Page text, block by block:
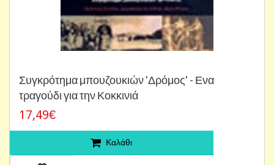
Συγκρότημα μπουζουκιών 'Δρόμος' - Ενα
τραγούδι για την Κοκκινιά
17,49€
Καλάθι